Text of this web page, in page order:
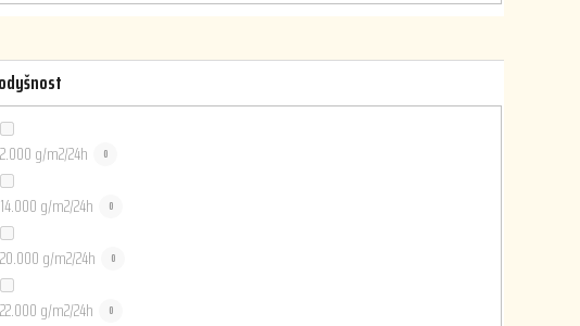
2.000 g/m2/24h 0
14.000 g/m2/24h 0
20.000 g/m2/24h 0
22.000 g/m2/24h 0